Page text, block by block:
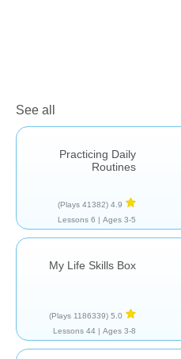
See all
Practicing Daily
Routines
4.9
(41382 Plays)
Ages 3-5 |
6 Lessons
My Life Skills Box
5.0
(1186339 Plays)
Ages 3-8 |
44 Lessons